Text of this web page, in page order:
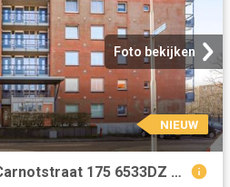
Foto bekijken
NIEUW
apartment for rent in Carnotstraat 175 6533DZ Nijmegen Grootstal Nijmegen